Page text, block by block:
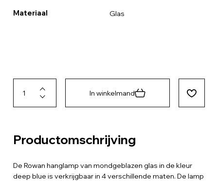
Materiaal Glas
In winkelmand
Productomschrijving
De Rowan hanglamp van mondgeblazen glas in de kleur
deep blue is verkrijgbaar in 4 verschillende maten. De lamp